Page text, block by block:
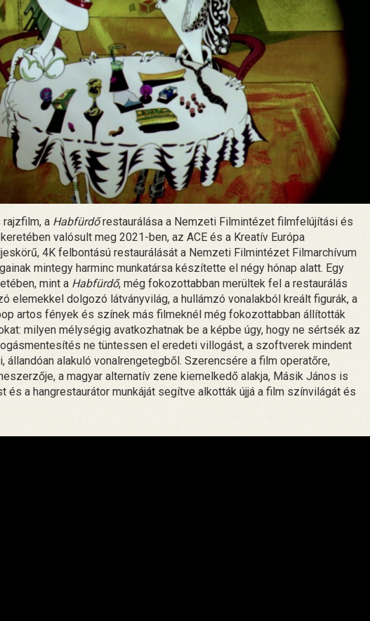
a Habfürdőrestaurálása a Nemzeti Filmintézet filmfelújítási és
valósult meg 2021-ben, az ACE és a Kreatív Európa
4K felbontású restaurálását a Nemzeti Filmintézet Filmarchívum
mintegy harminc munkatársa készítette el négy hónap alatt. Egy
mint a Habfürdő, még fokozottabban merültek fel a restaurálás
elemekkel dolgozó látványvilág, a hullámzó vonalakból kreált figurák, a
artos fények és színek más filmeknél még fokozottabban állították
milyen mélységig avatkozhatnak be a képbe úgy, hogy ne sértsék az
ne tüntessen el eredeti villogást, a szoftverek mindent
állandóan alakuló vonalrengetegből. Szerencsére a film operatőre,
a magyar alternatív zene kiemelkedő alakja, Másik János is
és a hangrestaurátor munkáját segítve alkották újjá a film színvilágát és